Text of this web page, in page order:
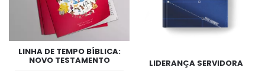
LINHA DE TEMPO BÍBLICA:
NOVO TESTAMENTO LIDERANÇA SERVIDORA